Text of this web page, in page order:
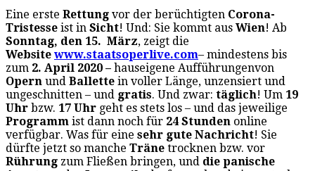
Eine erste Rettung vor der berüchtigten Corona-
Tristesse ist in Sicht! Und: Sie kommt aus Wien! Ab
Sonntag, den 15. März, zeigt die
Website www.staatsoperlive.com– mindestens bis
zum 2. April 2020 – hauseigene Aufführungenvon
Opern und Ballette in voller Länge, unzensiert und
ungeschnitten – und gratis. Und zwar: täglich! Um 19
Uhr bzw. 17 Uhr geht es stets los – und das jeweilige
Programm ist dann noch für 24 Stunden online
verfügbar. Was für eine sehr gute Nachricht! Sie
dürfte jetzt so manche Träne trocknen bzw. vor
Rührung zum Fließen bringen, und die panische